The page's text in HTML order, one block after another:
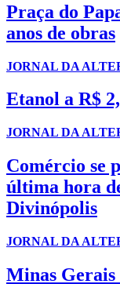
Praça do
anos de obras
JORNAL DA
Etanol a R$
JORNAL DA
Comércio se
última hora
Divinópolis
JORNAL DA
Minas Gerais